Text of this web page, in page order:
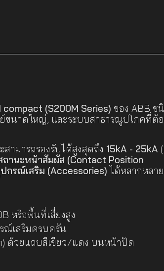
compact (S200M Series) ของ ABB ช
ย์ขนาดใหญ่, และระบบสาธารณูปโภคที่ต้
ามารถรองรับได้สูงสุดถึง 15kA - 25kA
ถานะหน้าสัมผัส (Contact Position
กรณ์เสริม (Accessories) ได้หลากหลา
หรือพื้นที่เสี่ยงสูง
ณ์เสริมครบครัน
ด้วยแถบสีเขียว/แดง บนหน้าปัด